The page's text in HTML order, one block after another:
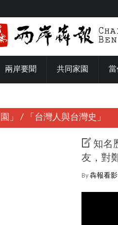
兩岸要聞 共同家園 當
」 / 「台灣人與台灣史」
知名
友，對
By 犇報看